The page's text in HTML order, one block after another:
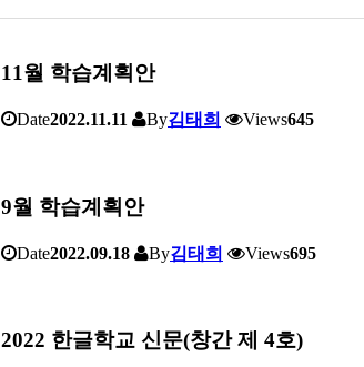
11월 학습계획안
Date2022.11.11 By김태희 Views645
9월 학습계획안
Date2022.09.18 By김태희 Views695
2022 한글학교 신문(창간 제 4호)